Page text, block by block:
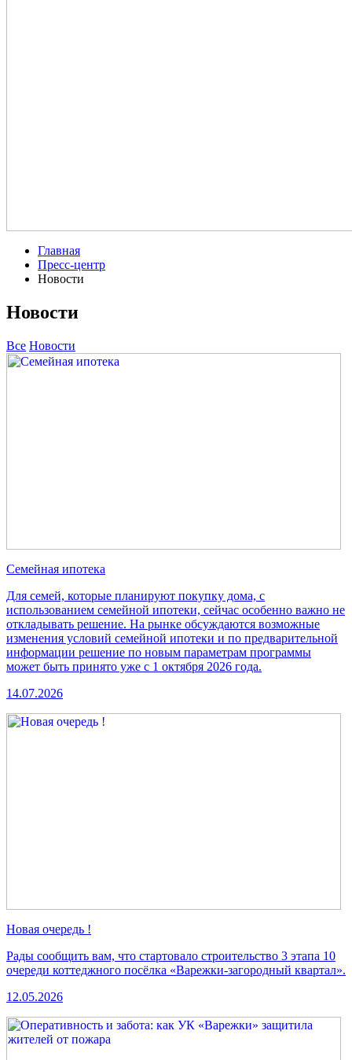
Главная
Пресс-центр
Новости
Новости
Все Новости
Семейная ипотека
Для семей, которые планируют покупку дома, с
использованием семейной ипотеки, сейчас особенно важно не
откладывать решение. На рынке обсуждаются возможные
изменения условий семейной ипотеки и по предварительной
информации решение по новым параметрам программы
может быть принято уже с 1 октября 2026 года.
14.07.2026
Новая очередь !
Рады сообщить вам, что стартовало строительство 3 этапа 10
очереди коттеджного посёлка «Варежки-загородный квартал».
12.05.2026